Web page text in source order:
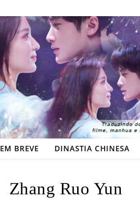
EM BREVE DINASTIA CHINESA
Zhang Ruo Yun